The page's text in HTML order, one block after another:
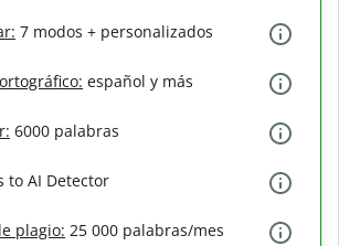
7 modos + personalizados
español y más
6000 palabras
to AI Detector
plagio: 25 000 palabras/mes